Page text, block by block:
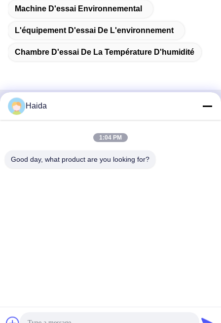
Machine D'essai Environnemental
L'équipement D'essai De L'environnement
Chambre D'essai De La Température D'humidité
Contactez rapidement
secteur de Nancheng, ville de Dongguan, province du
Fournisseur. © de Copyright 2013-2026 Guangdong Haida
Haida
1:04 PM
Good day, what product are you looking for?